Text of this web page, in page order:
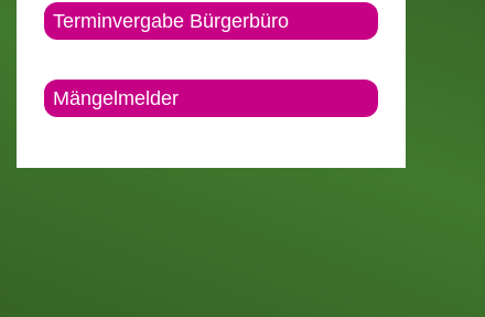
Terminvergabe Bürgerbüro
Mängelmelder